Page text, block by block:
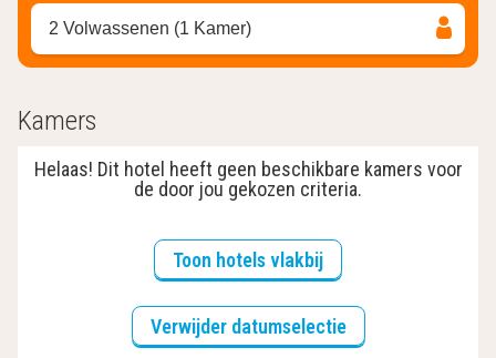
2 Volwassenen (1 Kamer)
Kamers
Helaas! Dit hotel heeft geen beschikbare kamers voor
de door jou gekozen criteria.
Toon hotels vlakbij
Verwijder datumselectie